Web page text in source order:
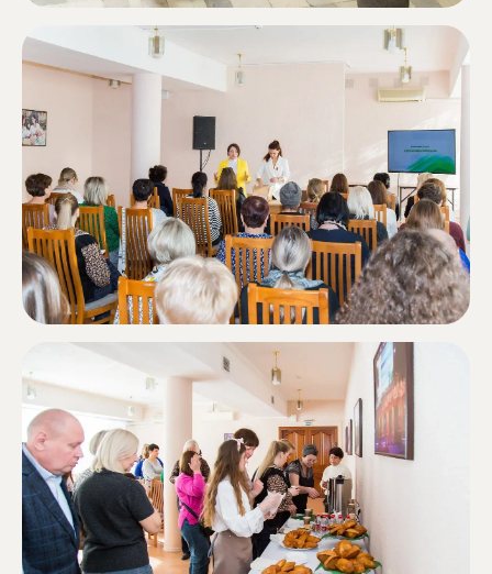
Миллион призов
Отчеты о деятельности
Политика конфиденциальности
Публичная оферта
Мы в социальных сетях
Документация
Получить помощь
Помочь фонду
epimov.design
© Межрегиональный общественый
благотворительный фонд «Качество жизни».
Все права защищены. 2022